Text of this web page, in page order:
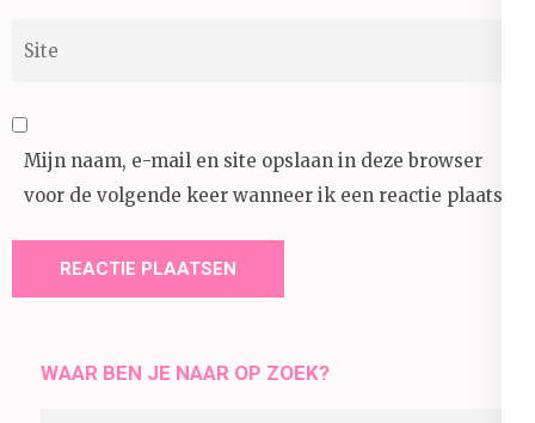
Mijn naam, e-mail en site opslaan in deze browser
voor de volgende keer wanneer ik een reactie plaats.
WAAR BEN JE NAAR OP ZOEK?